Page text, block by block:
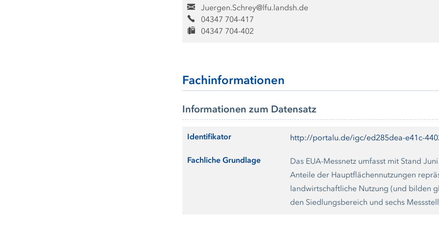
Juergen.Schrey@lfu.landsh.de
04347 704-417
04347 704-402
Fachinformationen
Informationen zum Datensatz
Identifikator http://portalu.de/igc/ed285dea-e41c-
Fachliche Grundlage
Das EUA-Messnetz umfasst mit Stand
Anteile der Hauptflächennutzungen
landwirtschaftliche Nutzung (und bilden
den Siedlungsbereich und sechs